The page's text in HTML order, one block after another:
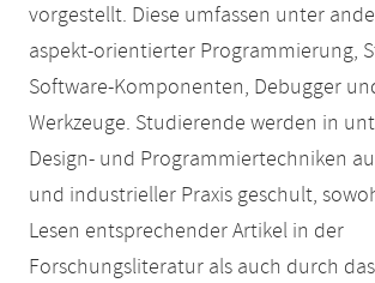
vorgestellt. Diese umfassen unter
aspekt-orientierter Programmierung,
Software-Komponenten, Debugger
Werkzeuge. Studierende werden in
Design- und Programmiertechniken
und industrieller Praxis geschult,
Lesen entsprechender Artikel in der
Forschungsliteratur als auch durch das